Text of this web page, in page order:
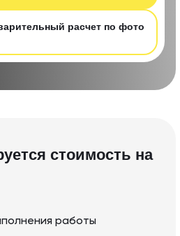
расчет по фот о
стоимость на
работы